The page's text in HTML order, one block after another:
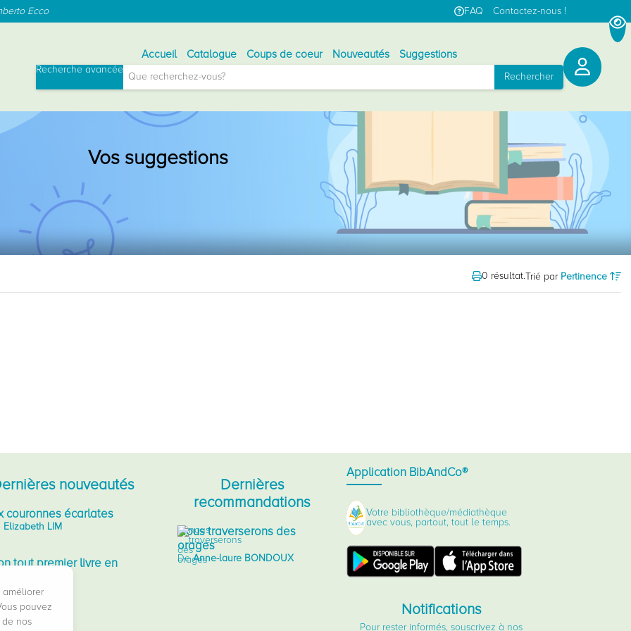
améliorer
pouvez
de nos
Ecco FAQ Contactez-nous !
Accueil Catalogue Coups de coeur Nouveautés Suggestions
Recherche avancée
Rechercher
Vos suggestions
0 résultat. Trié par Pertinence
nouveautés
couronnes écarlates
Elizabeth LIM
tout premier livre en
Fiona WATT
petite ferme
Xavier DENEUX
Dernières
recommandations
Nous traverserons des
orages
DeAnne-laure BONDOUX
Application BibAndCo®
Votre bibliothèque/médiathèque
avec vous, partout, tout le temps.
Notifications
Pour rester informés, souscrivez à nos